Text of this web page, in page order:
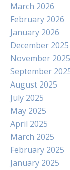
March 2026
February 2026
January 2026
December 2025
November 2025
September
August 2025
July 2025
May 2025
April 2025
March 2025
February 2025
January 2025